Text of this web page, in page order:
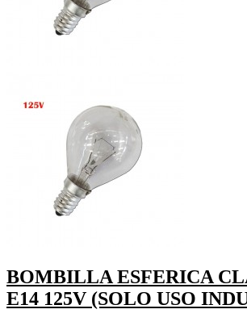
BOMBILLA ESFERICA
E14 125V (SOLO USO